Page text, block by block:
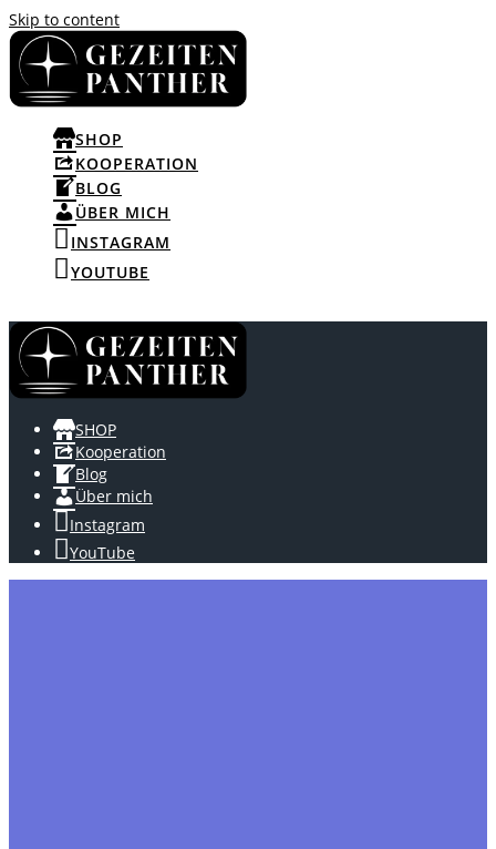
Skip to content
SHOP
KOOPERATION
BLOG
ÜBER MICH
INSTAGRAM
YOUTUBE
SHOP
Kooperation
Blog
Über mich
Instagram
YouTube